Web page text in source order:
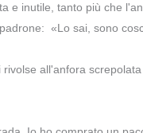
e inutile, tanto più che
«Lo sai, sono
all'anfora